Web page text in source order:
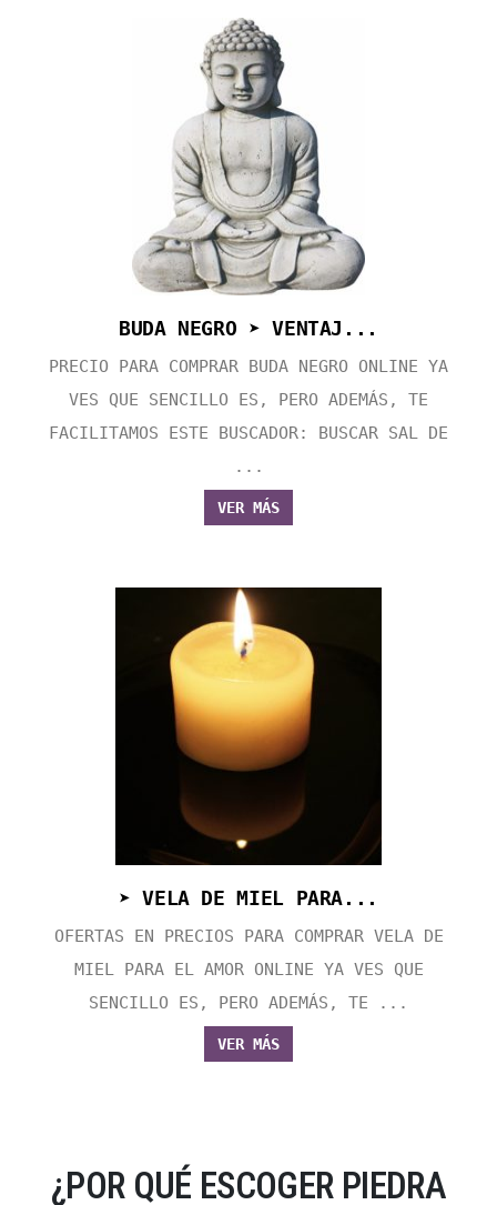
BUDA NEGRO ➤ VENTAJ...
PRECIO PARA COMPRAR BUDA NEGRO ONLINE YA
VES QUE SENCILLO ES, PERO ADEMÁS, TE
FACILITAMOS ESTE BUSCADOR: BUSCAR SAL DE
...
VER MÁS
➤ VELA DE MIEL PARA...
OFERTAS EN PRECIOS PARA COMPRAR VELA DE
MIEL PARA EL AMOR ONLINE YA VES QUE
SENCILLO ES, PERO ADEMÁS, TE ...
VER MÁS
¿POR QUÉ ESCOGER PIEDRA